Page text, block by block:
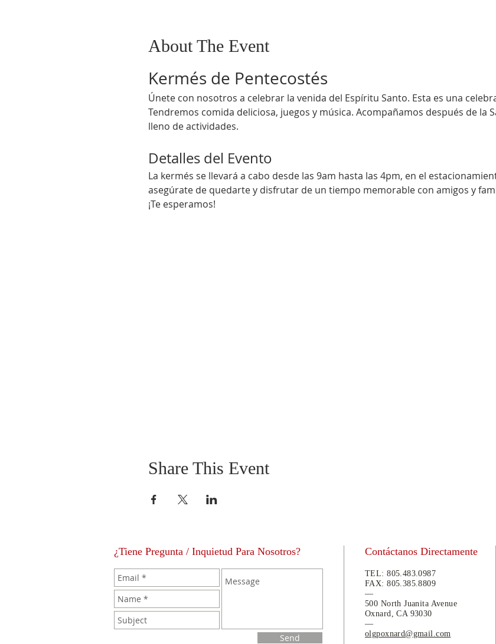
About The Event
Kermés de Pentecostés
Únete con nosotros a celebrar la venida del Espíritu Santo. Esta es una
Tendremos comida deliciosa, juegos y música. Acompañamos después de la
lleno de actividades.
Detalles del Evento
La kermés se llevará a cabo desde las 9am hasta las 4pm, en el
asegúrate de quedarte y disfrutar de un tiempo memorable con amigos y
¡Te esperamos!
Share This Event
¿Tiene Pregunta / Inquietud Para Nosotros?
Send
Contáctanos Directamente
TEL:805.483.0987
FAX:805.385.8809
—
500 North Juanita Avenue
Oxnard, CA 93030
—
olgpoxnard@gmail.com